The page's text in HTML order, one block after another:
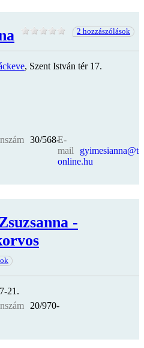
2 hozzászólások
, Szent István tér 17.
30/568-E-
mail
gyimesianna@t-
online.hu
-
21.
20/970-